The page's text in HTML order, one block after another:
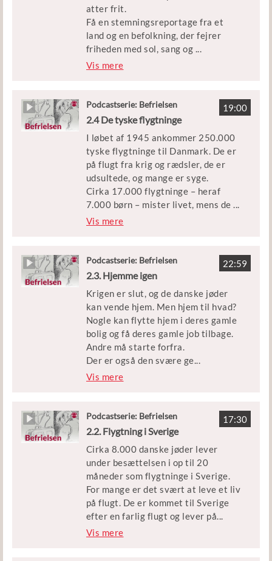
Undervisningsministeriet
atter frit.
Få en stemningsreportage fra et
land og en befolkning, der fejrer
friheden med sol, sang og ...
skåltaler – men også med stor
Medvirkende: Historiker Claus
Bundgård Christensen
Klip: DR, Frihedsmuseet,
Filmcentralen, Radio Syd, Nils
Svalebøgs dokumentarfilm ’Jeg
glemmer det aldrig - en
modstandsmands erindringer’ og
Københavns Beredskab.
Vis mere
19:00
Podcastserie: Befrielsen
2.4 De tyske flygtninge
I løbet af 1945 ankommer 250.000
tyske flygtninge til Danmark. De er
på flugt fra krig og rædsler, de er
udsultede, og mange er syge.
Cirka 17.000 flygtninge – heraf
7.000 børn – mister livet, mens de ...
opholder sig i danske flygtningelejre
Men hvordan kommer det så vidt?
Hvad er det for nogle forhold, de
tyske flygtninge lever under? Og
hvorfor er der så mange flygtninge,
der dør?
Episoden er en del af podcastserien
’Befrielsen’.
Medvirkende: Historiker og tidl.
Klip: DR, Københavns Beredskab,
læge Gerda Seidelin Wegeners
rapport og filmen ’Danmark i lænker’.
Udgivet af Børne- og
Undervisningsministeriet
Vis mere
22:59
Podcastserie: Befrielsen
2.3. Hjemme igen
Krigen er slut, og de danske jøder
kan vende hjem. Men hjem til hvad?
Nogle kan flytte hjem i deres gamle
bolig og få deres gamle job tilbage.
Andre må starte forfra.
Der er også den svære ge...
nforening. Nogle forældre efterlod
de det, og hvad får det af betydning
for familielivet?
Og hvordan håndterer de
hjemvendte og deres omgivelser de
voldsomme oplevelser, som de
danske jøder har gennemgået under
krigen?
Episoden er en del af podcastserien
Vis mere
17:30
Podcastserie: Befrielsen
2.2. Flygtning i Sverige
Cirka 8.000 danske jøder lever
under besættelsen i op til 20
måneder som flygtninge i Sverige.
For mange er det svært at leve et liv
på flugt. De er kommet til Sverige
efter en farlig flugt og lever på...
tålt ophold som flygtninge. Og
Vis mere